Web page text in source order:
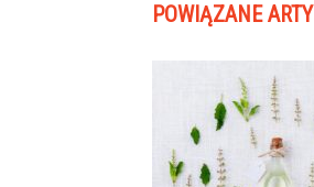
POWIĄZANE